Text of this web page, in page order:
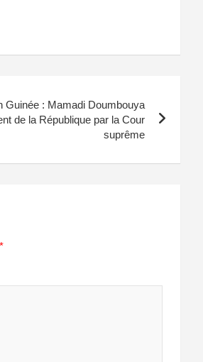
Guinée : Mamadi Doumbouya
de la République par la Cour
suprême
*